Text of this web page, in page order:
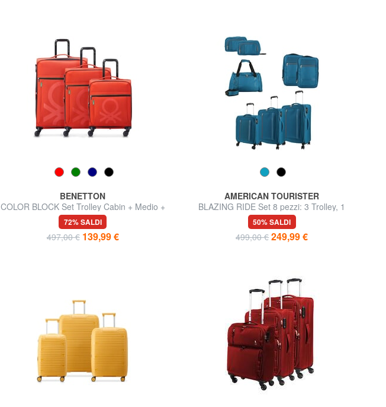
BENETTON
COLOR BLOCK Set Trolley Cabin + Medio +
Grande espandibili
72% SALDI
497,00 € 139,99 €
AMERICAN TOURISTER
BLAZING RIDE Set 8 pezzi: 3 Trolley, 1
Borsone, 2 Zaini, 2 Beauty
50% SALDI
499,00 € 249,99 €